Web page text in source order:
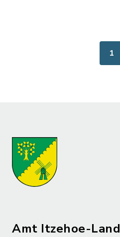
1
Amt Itzehoe-Land